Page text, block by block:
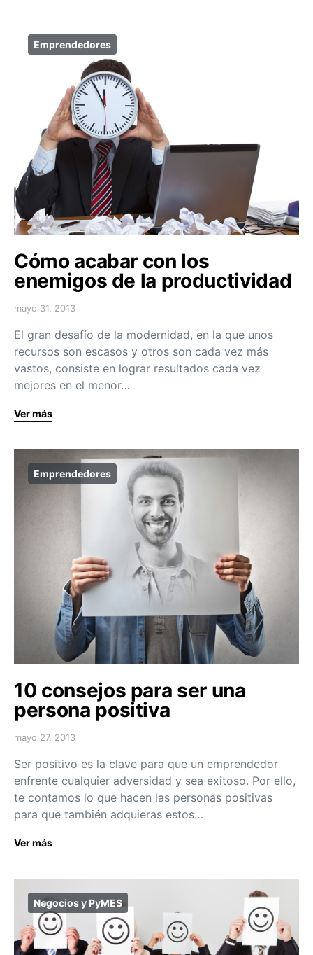
Emprendedores
Cómo acabar con los
enemigos de la productividad
mayo 31, 2013
El gran desafío de la modernidad, en la que unos
recursos son escasos y otros son cada vez más
vastos, consiste en lograr resultados cada vez
mejores en el menor…
Ver más
Emprendedores
10 consejos para ser una
persona positiva
mayo 27, 2013
Ser positivo es la clave para que un emprendedor
enfrente cualquier adversidad y sea exitoso. Por ello,
te contamos lo que hacen las personas positivas
para que también adquieras estos…
Ver más
Negocios y PyMES